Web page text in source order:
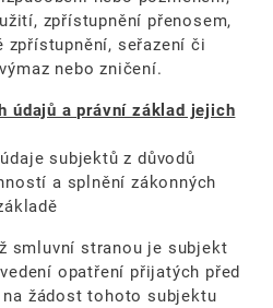
zpřístupnění přenosem,
seřazení či
nebo zničení.
údajů a právní základ jejich
subjektů z důvodů
a splnění zákonných
smluvní stranou je subjekt
opatření přijatých před
na žádost tohoto subjektu